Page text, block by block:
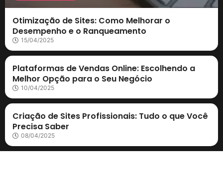
Otimização de Sites: Como Melhorar o
Desempenho e o Ranqueamento
15/04/2025
Marketing Digital
Plataformas de Vendas Online: Escolhendo a
Melhor Opção para o Seu Negócio
10/04/2025
Criação de Sites
Criação de Sites Profissionais: Tudo o que Você
Precisa Saber
08/04/2025